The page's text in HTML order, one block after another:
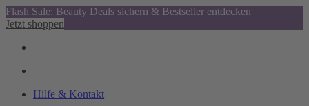
Flash Sale: Beauty Deals sichern & Bestseller entdecken
Jetzt shoppen
Hilfe & Kontakt